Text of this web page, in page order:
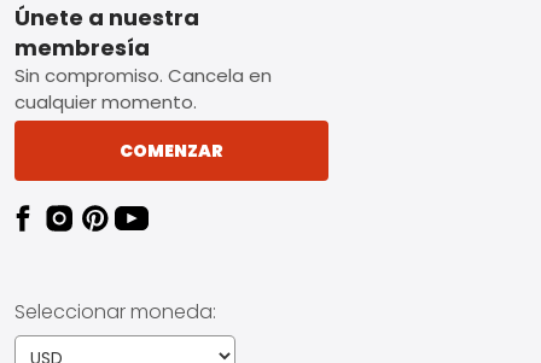
Footer
Únete a nuestra
membresía
Sin compromiso. Cancela en
cualquier momento.
COMENZAR
Seleccionar moneda: